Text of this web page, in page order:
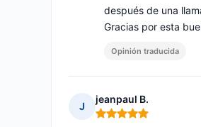
después de una
Gracias por esta
Opinión traducida
J
jeanpaul B.
Nota: 5 de 5